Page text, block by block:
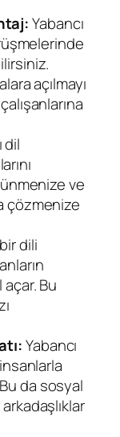
Yabancı
açılmayı
dil
ve
çözmenize
dili
Bu
Yabancı
da sosyal